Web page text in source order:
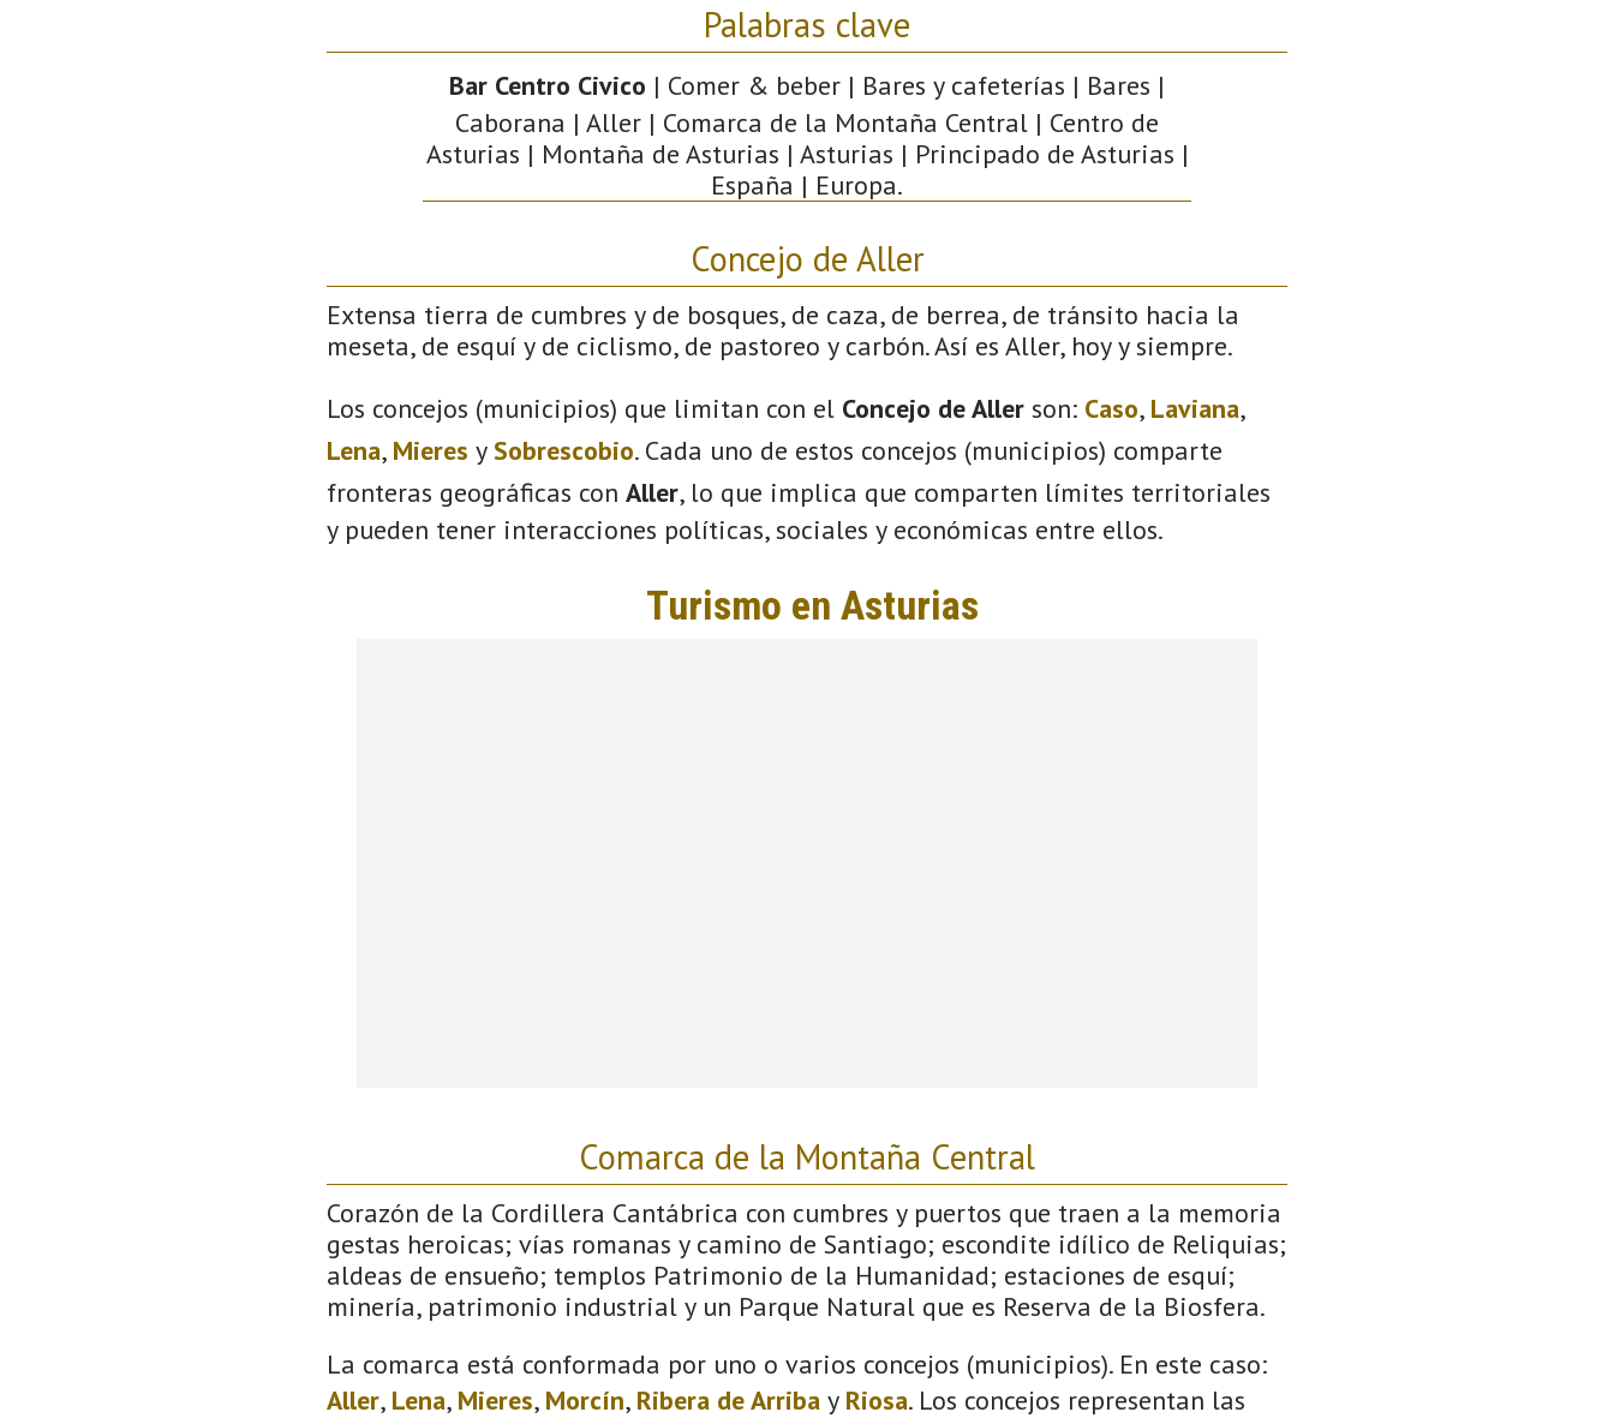
Palabras clave
Bar Centro Civico | Comer & beber | Bares y cafeterías | Bares |
Caborana | Aller | Comarca de la Montaña Central | Centro de
Asturias | Montaña de Asturias | Asturias | Principado de Asturias |
España | Europa.
Concejo de Aller
Extensa tierra de cumbres y de bosques, de caza, de berrea, de tránsito hacia la
meseta, de esquí y de ciclismo, de pastoreo y carbón. Así es Aller, hoy y siempre.
Los concejos (municipios) que limitan con el Concejo de Aller son: Caso, Laviana,
Lena, Mieres ySobrescobio. Cada uno de estos concejos (municipios) comparte
fronteras geográficas con Aller, lo que implica que comparten límites territoriales
y pueden tener interacciones políticas, sociales y económicas entre ellos.
Comarca de la Montaña Central
Corazón de la Cordillera Cantábrica con cumbres y puertos que traen a la memoria
gestas heroicas; vías romanas y camino de Santiago; escondite idílico de Reliquias;
aldeas de ensueño; templos Patrimonio de la Humanidad; estaciones de esquí;
minería, patrimonio industrial y un Parque Natural que es Reserva de la Biosfera.
La comarca está conformada por uno o varios concejos (municipios). En este caso:
Aller, Lena, Mieres, Morcín, Ribera de Arriba y Riosa. Los concejos representan las